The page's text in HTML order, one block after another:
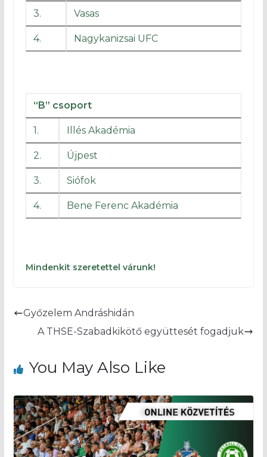
3. Vasas
4. Nagykanizsai UFC
“B” csoport
1. Illés Akadémia
2. Újpest
3. Siófok
4. Bene Ferenc Akadémia
Mindenkit szeretettel várunk!
Győzelem Andráshidán
A THSE-Szabadkikötő együttesét fogadjuk
You May Also Like